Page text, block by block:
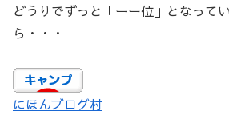
どうりでずっと「ーー位」となって
ら・・・
にほんブログ村